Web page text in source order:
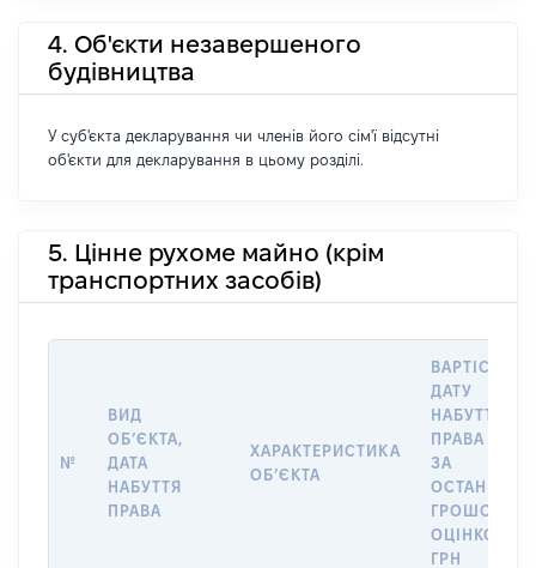
4. Об'єкти незавершеного
будівництва
У суб'єкта декларування чи членів його сім'ї відсутні
об'єкти для декларування в цьому розділі.
5. Цінне рухоме майно (крім
транспортних засобів)
№
ВИД
ОБʼЄКТА,
ДАТА
НАБУТТЯ
ПРАВА
ХАРАКТЕРИСТИКА
ОБʼЄКТА
ВАРТІСТЬ
ДАТУ
НАБУТТЯ
ПРАВА АБО
ЗА
ГРОШОВОЮ
ОЦІНКОЮ,
ГРН